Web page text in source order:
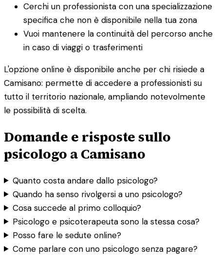
Cerchi un professionista con una specializzazione
specifica che non è disponibile nella tua zona
Vuoi mantenere la continuità del percorso anche
in caso di viaggi o trasferimenti
L'opzione online è disponibile anche per chi risiede a
Camisano: permette di accedere a professionisti su
tutto il territorio nazionale, ampliando notevolmente
le possibilità di scelta.
Domande e risposte sullo
psicologo a Camisano
Quanto costa andare dallo psicologo?
Quando ha senso rivolgersi a uno psicologo?
Cosa succede al primo colloquio?
Psicologo e psicoterapeuta sono la stessa cosa?
Posso fare le sedute online?
Come parlare con uno psicologo senza pagare?